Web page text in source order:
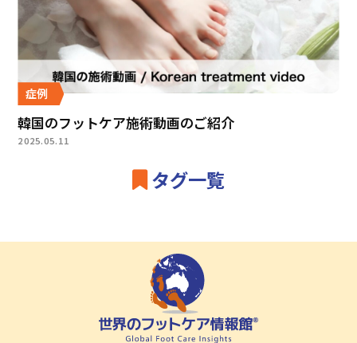
症例
韓国のフットケア施術動画のご紹介
2025.05.11
タグ一覧